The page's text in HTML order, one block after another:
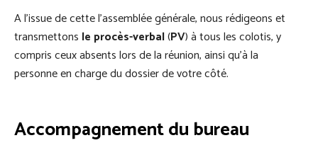
A l’issue de cette l’assemblée générale, nous rédigeons et
transmettons le procès-verbal(PV) à tous les colotis, y
compris ceux absents lors de la réunion, ainsi qu’à la
personne en charge du dossier de votre côté.
Accompagnement du bureau